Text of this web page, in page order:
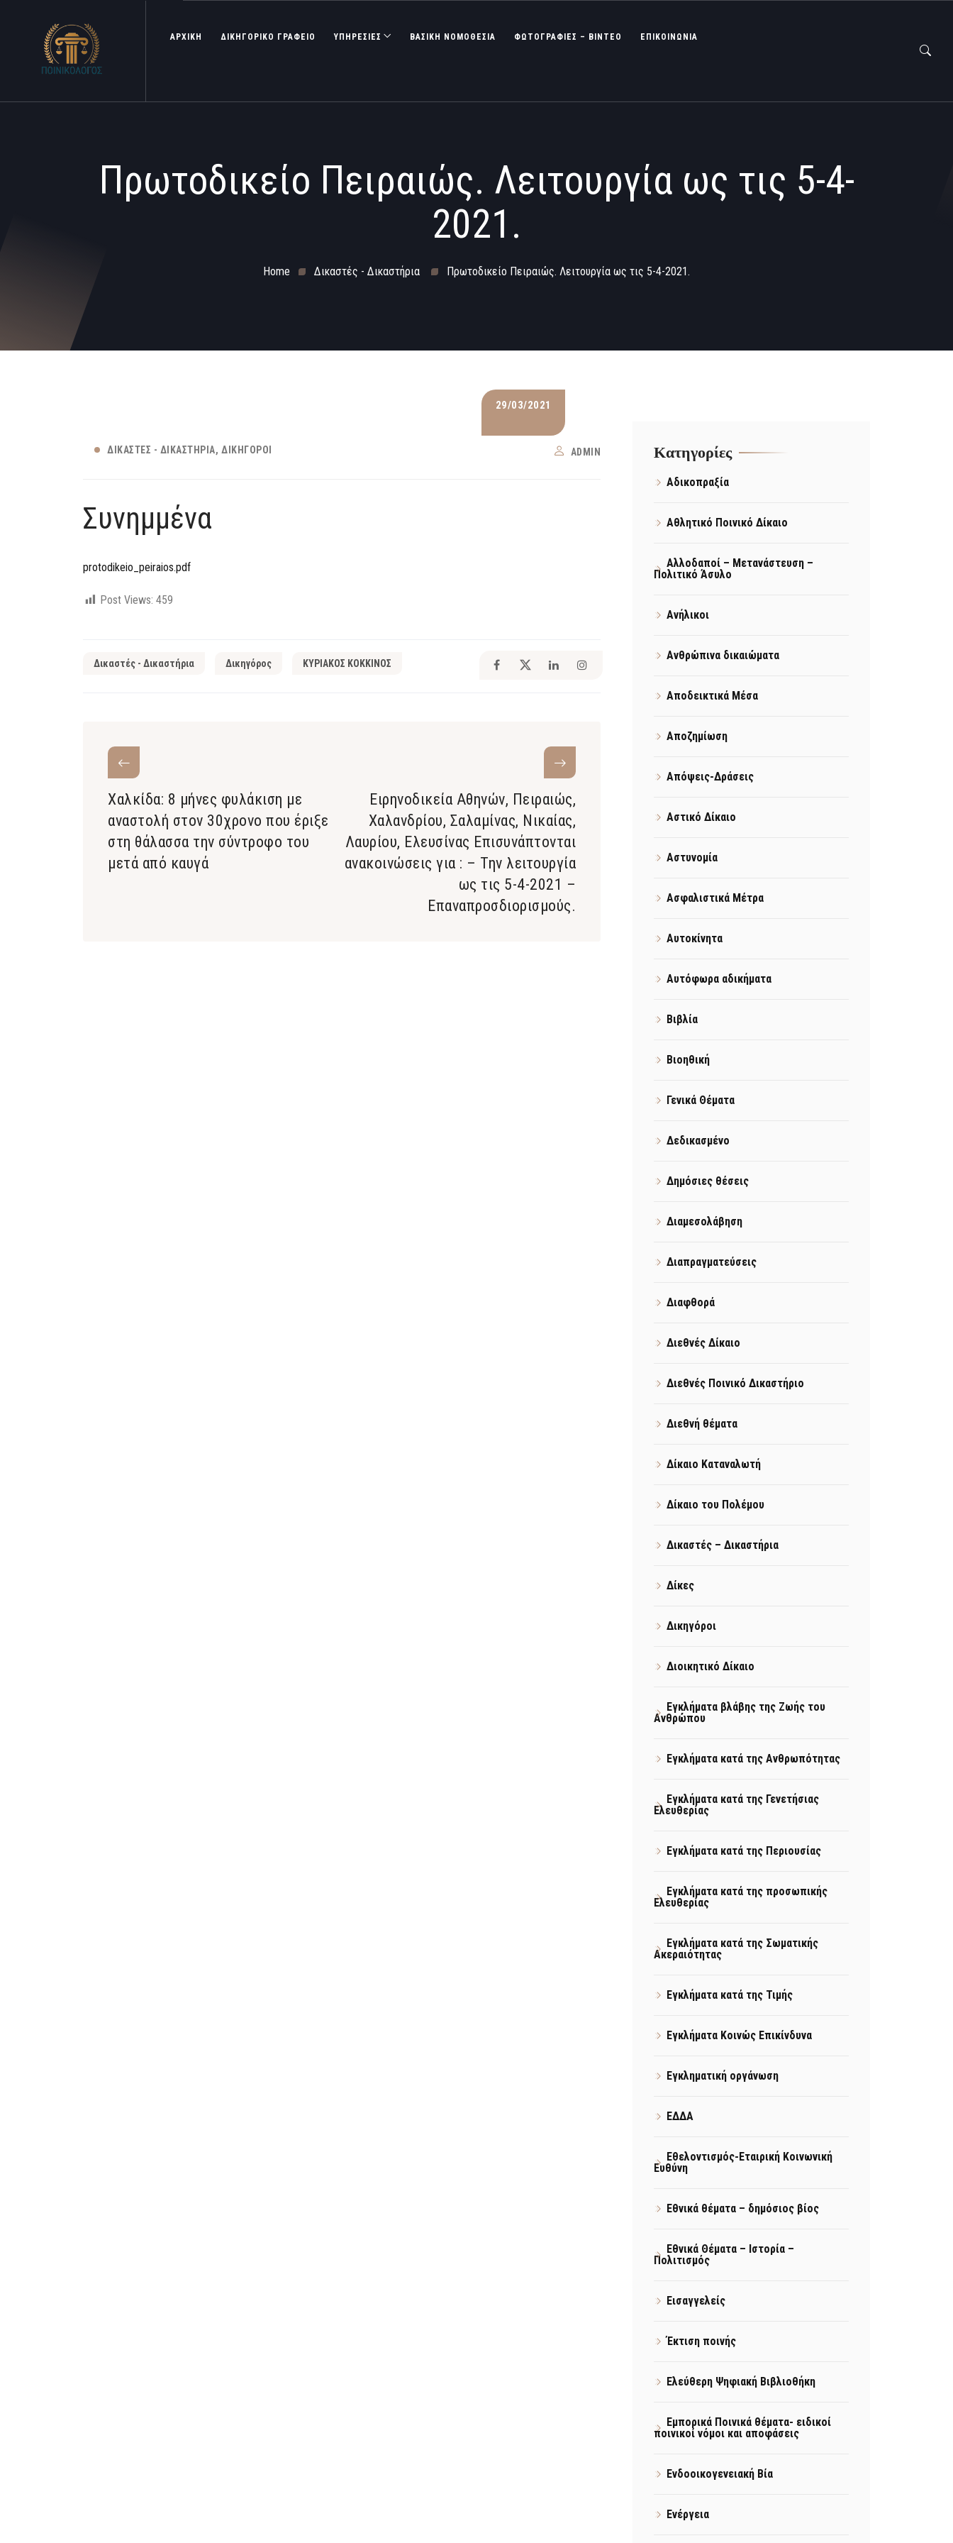
ΑΡΧΙΚΗ ΔΙΚΗΓΟΡΙΚΟ ΓΡΑΦΕΙΟ ΥΠΗΡΕΣΙΕΣ ΒΑΣΙΚΉ ΝΟΜΟΘΕΣΊΑ ΦΩΤΟΓΡΑΦΊΕΣ – ΒΊΝΤΕΟ ΕΠΙΚΟΙΝΩΝΙΑ
Πρωτοδικείο Πειραιώς. Λειτουργία ως τις 5-4-
2021.
Home Δικαστές - Δικαστήρια Πρωτοδικείο Πειραιώς. Λειτουργία ως τις 5-4-2021.
29/03/2021
ΔΙΚΑΣΤΈΣ - ΔΙΚΑΣΤΉΡΙΑ ΔΙΚΗΓΌΡΟΙ ADMIN
Συνημμένα
protodikeio_peiraios.pdf
Post Views: 459
Δικαστές - Δικαστήρια Δικηγόρος ΚΥΡΙΑΚΟΣ ΚΟΚΚΙΝΟΣ
Χαλκίδα: 8 μήνες φυλάκιση με
αναστολή στον 30χρονο που έριξε
στη θάλασσα την σύντροφο του
μετά από καυγά
Ειρηνοδικεία Αθηνών, Πειραιώς,
Χαλανδρίου, Σαλαμίνας, Νικαίας,
Λαυρίου, Ελευσίνας Επισυνάπτονται
ανακοινώσεις για : – Την λειτουργία
ως τις 5-4-2021 –
Επαναπροσδιορισμούς.
Kατηγορίες
Αδικοπραξία
Αθλητικό Ποινικό Δίκαιο
Αλλοδαποί – Μετανάστευση –
Πολιτικό Άσυλο
Ανήλικοι
Ανθρώπινα δικαιώματα
Αποδεικτικά Μέσα
Αποζημίωση
Απόψεις-Δράσεις
Αστικό Δίκαιο
Αστυνομία
Ασφαλιστικά Μέτρα
Αυτοκίνητα
Αυτόφωρα αδικήματα
Βιβλία
Βιοηθική
Γενικά Θέματα
Δεδικασμένο
Δημόσιες θέσεις
Διαμεσολάβηση
Διαπραγματεύσεις
Διαφθορά
Διεθνές Δίκαιο
Διεθνές Ποινικό Δικαστήριο
Διεθνή θέματα
Δίκαιο Καταναλωτή
Δίκαιο του Πολέμου
Δικαστές – Δικαστήρια
Δίκες
Δικηγόροι
Διοικητικό Δίκαιο
Εγκλήματα βλάβης της Ζωής του
Ανθρώπου
Εγκλήματα κατά της Ανθρωπότητας
Εγκλήματα κατά της Γενετήσιας
Ελευθερίας
Εγκλήματα κατά της Περιουσίας
Εγκλήματα κατά της προσωπικής
Ελευθερίας
Εγκλήματα κατά της Σωματικής
Ακεραιότητας
Εγκλήματα κατά της Τιμής
Εγκλήματα Κοινώς Επικίνδυνα
Εγκληματική οργάνωση
ΕΔΔΑ
Εθελοντισμός-Εταιρική Κοινωνική
Ευθύνη
Εθνικά θέματα – δημόσιος βίος
Εθνικά Θέματα – Ιστορία –
Πολιτισμός
Εισαγγελείς
Έκτιση ποινής
Ελεύθερη Ψηφιακή Βιβλιοθήκη
Εμπορικά Ποινικά θέματα- ειδικοί
ποινικοί νόμοι και αποφάσεις
Ενδοοικογενειακή Βία
Ενέργεια